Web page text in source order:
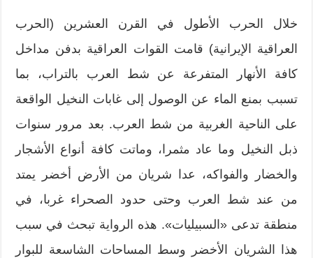
خلال الحرب الأطول في القرن العشرين (الحرب
العراقية الإيرانية) قامت القوات العراقية بدفن مداخل
كافة الأنهار المتفرعة عن شط العرب بالتراب، بما
تسبب بمنع الماء عن الوصول إلى غابات النخيل الواقعة
على الناحية الغربية من شط العرب. بعد مرور سنوات
ذبل النخيل وما عاد مثمرا، وماتت كافة أنواع الأشجار
والخضار والفواكه، عدا شريان من الأرض أخضر يمتد
من عند شط العرب وحتى حدود الصحراء غربا، في
منطقة تدعى «السبيليات». هذه الرواية تبحث في سبب
هذا الشريان الأخضر وسط المساحات الشاسعة للبوار